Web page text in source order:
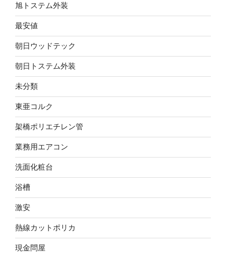
旭トステム外装
最安値
朝日ウッドテック
朝日トステム外装
未分類
東亜コルク
架橋ポリエチレン管
業務用エアコン
洗面化粧台
浴槽
激安
熱線カットポリカ
現金問屋